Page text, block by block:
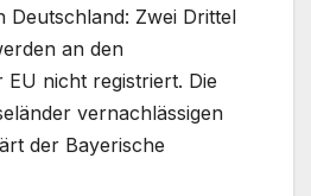
Deutschland: Zwei Drittel
an den
nicht registriert. Die
vernachlässigen
der Bayerische